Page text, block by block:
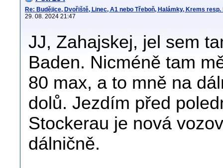
Re: Budějice, Dvořiště, Linec, A1 nebo Třeboň, Halámky, Krems resp.
29. 08. 2024 21:47
JJ, Zahajskej, jel sem
Baden. Nicméně tam
80 max, a to mně na
dolů. Jezdím před
Stockerau je nová
dálničně.